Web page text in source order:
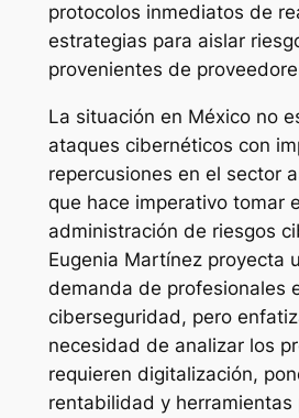
protocolos inmediatos de
estrategias para aislar
provenientes de
La situación en México no
ataques cibernéticos con
repercusiones en el sector
que hace imperativo tomar
administración de riesgos
Eugenia Martínez proyecta
demanda de profesionales
ciberseguridad, pero
necesidad de analizar los
requieren digitalización,
rentabilidad y herramientas